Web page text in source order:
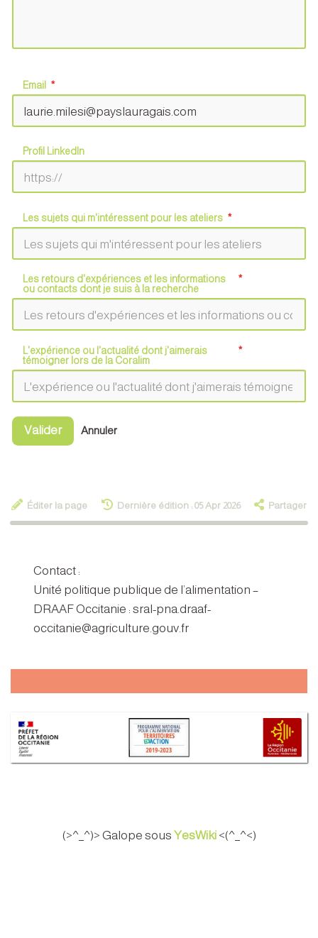
Email
Profil LinkedIn
Les sujets qui m'intéressent pour les ateliers
Les retours d'expériences et les informations
ou contacts dont je suis à la recherche
L'expérience ou l'actualité dont j'aimerais
témoigner lors de la Coralim
Valider Annuler
Éditer la page Dernière édition : 05 Apr 2026 Partager
Contact :
Unité politique publique de l’alimentation –
DRAAF Occitanie : sral-pna.draaf-
occitanie@agriculture.gouv.fr
(>^_^)> Galope sous YesWiki<(^_^<)